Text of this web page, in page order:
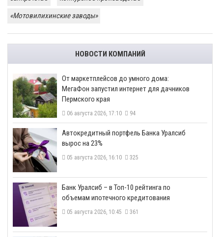
«Мотовилихинские заводы»
НОВОСТИ КОМПАНИЙ
От маркетплейсов до умного дома:
МегаФон запустил интернет для дачников
Пермского края
06 августа 2026, 17:10 94
​Автокредитный портфель Банка Уралсиб
вырос на 23%
05 августа 2026, 16:10 325
​Банк Уралсиб – в Топ-10 рейтинга по
объемам ипотечного кредитования
05 августа 2026, 10:45 361